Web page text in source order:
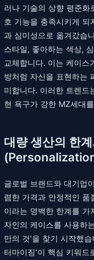
러나 기술의 상향 평준화
호 기능을 충족시키게 되
과 심미성으로 옮겨갔습
스타일, 좋아하는 색상,
교체합니다. 이는 케이
방처럼 자신을 표현하는
미합니다. 이러한 트렌드
현 욕구가 강한 MZ세대
대량 생산의 한
글로벌 브랜드와 대기업
렴한 가격과 안정적인 품
이라는 명백한 한계를 가
자인의 케이스를 사용하
만의 것'을 찾기 시작했
터마이징'이 핵심 키워드